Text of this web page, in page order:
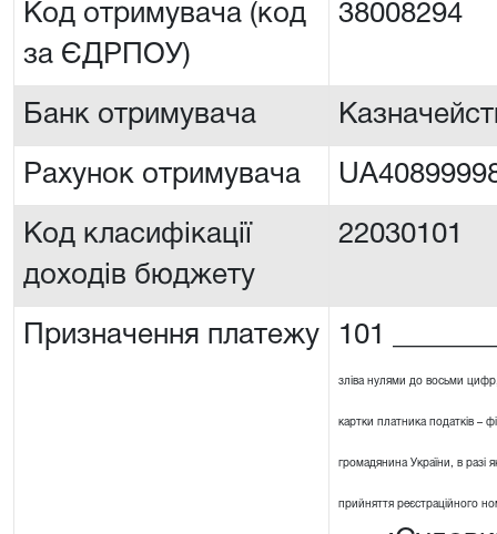
Код отримувача (код
за ЄДРПОУ)
38008294
Банк отримувача
Рахунок отримувача
Код класифікації
доходів бюджету
22030101
Призначення платежу 101
зліва нулями до восьми
картки платника податків –
громадянина України, в разі
прийняття реєстраційного